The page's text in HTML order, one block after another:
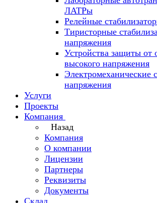
ЛАТРы
Релейные
Тиристорные
напряжения
Устройства защиты от
высокого напряжения
Электромеханические
напряжения
Услуги
Проекты
Компания
Назад
Компания
О компании
Лицензии
Партнеры
Реквизиты
Документы
Склад